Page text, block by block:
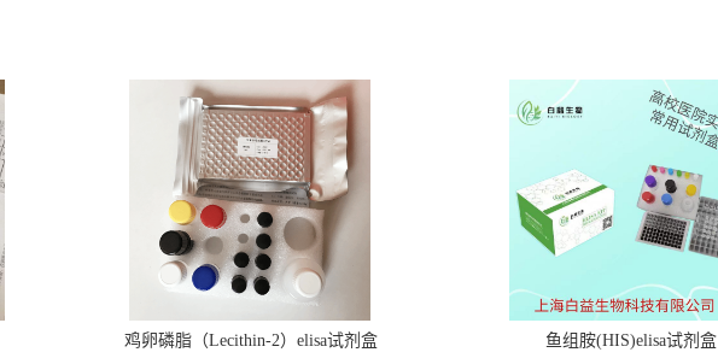
鸡卵磷脂（Lecithin-2）elisa试剂盒 鱼组胺(HIS)elisa试剂盒